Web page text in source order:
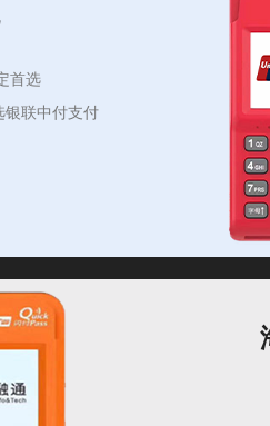
首选
银联中付支付